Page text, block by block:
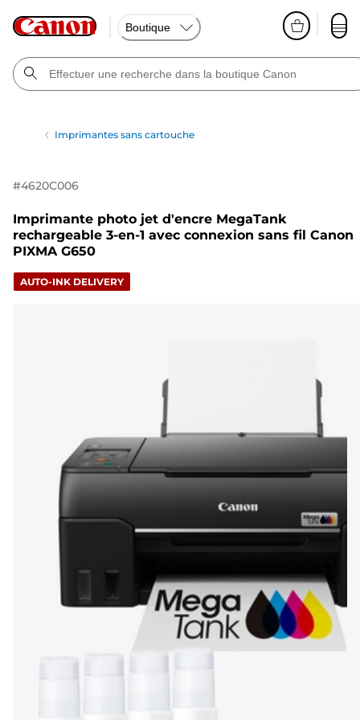
Boutique
Imprimantes sans cartouche
#4620C006
Imprimante photo jet d'encre MegaTank
rechargeable 3-en-1 avec connexion sans fil Canon
PIXMA G650
AUTO-INK DELIVERY